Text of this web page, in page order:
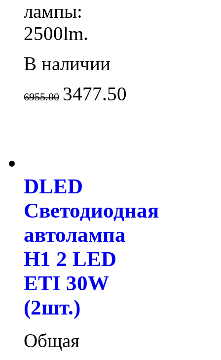
лампы:
2500lm.
В наличии
6955.00 3477.50
DLED
Светодиодная
автолампа
H1 2 LED
ETI 30W
(2шт.)
Общая